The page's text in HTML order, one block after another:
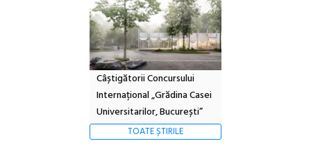
Câștigătorii Concursului
Internațional „Grădina Casei
Universitarilor, București”
TOATE ȘTIRILE